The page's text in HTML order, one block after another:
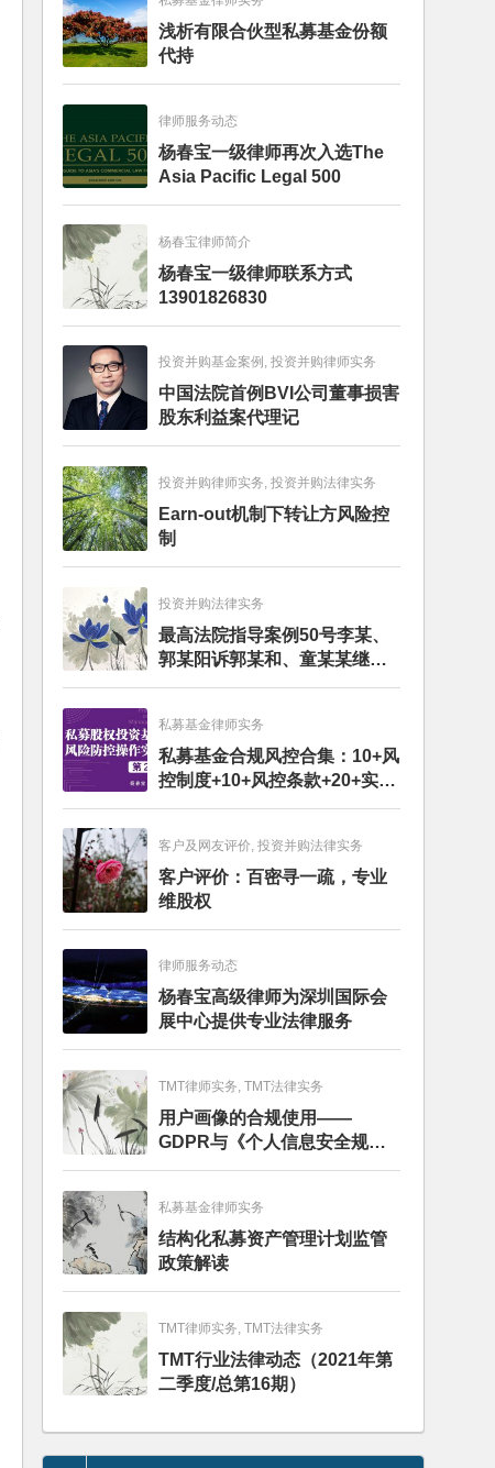
浅析有限合伙型私募基金份额
代持
律师服务动态
杨春宝一级律师再次入选The
Asia Pacific Legal 500
杨春宝律师简介
杨春宝一级律师联系方式
13901826830
投资并购基金案例, 投资并购律师实务
中国法院首例BVI公司董事损害
股东利益案代理记
投资并购律师实务, 投资并购法律实务
Earn-out机制下转让方风险控
制
投资并购法律实务
最高法院指导案例50号李某、
郭某阳诉郭某和、童某某继承
纠纷案
私募基金律师实务
私募基金合规风控合集：10+风
控制度+10+风控条款+20+实务
文章+每月动态
客户及网友评价, 投资并购法律实务
客户评价：百密寻一疏，专业
维股权
律师服务动态
杨春宝高级律师为深圳国际会
展中心提供专业法律服务
TMT律师实务, TMT法律实务
用户画像的合规使用——
GDPR与《个人信息安全规
范》的比较分析
私募基金律师实务
结构化私募资产管理计划监管
政策解读
TMT律师实务, TMT法律实务
TMT行业法律动态（2021年第
二季度/总第16期）